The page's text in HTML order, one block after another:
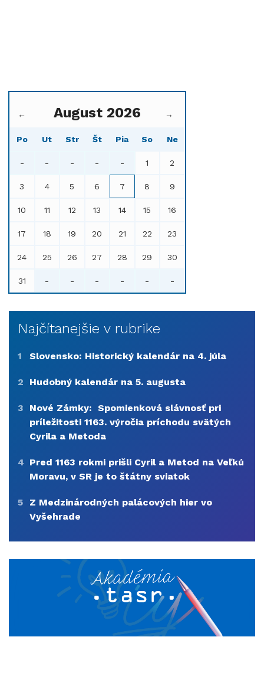
← August 2026 →
Po Ut Str Št Pia So Ne
- - - - - 1 2
3 4 5 6 7 8 9
10 11 12 13 14 15 16
17 18 19 20 21 22 23
24 25 26 27 28 29 30
31 - - - - - -
Najčítanejšie v rubrike
1 Slovensko: Historický kalendár na 4. júla
2 Hudobný kalendár na 5. augusta
3
Nové Zámky: Spomienková slávnosť pri
príležitosti 1163. výročia príchodu svätých
Cyrila a Metoda
4 Pred 1163 rokmi prišli Cyril a Metod na Veľkú
Moravu, v SR je to štátny sviatok
5
Z Medzinárodných palácových hier vo
Vyšehrade